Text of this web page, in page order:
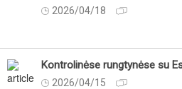
2026/04/18
Kontrolinėse rungtynėse su
2026/04/15